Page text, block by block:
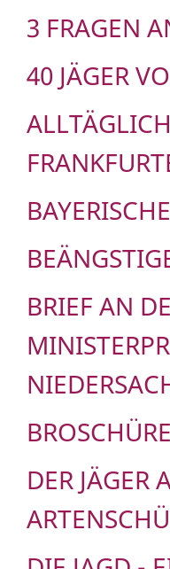
3 FRAGEN
40 JÄGER
BRIEF AN
DER JÄGER